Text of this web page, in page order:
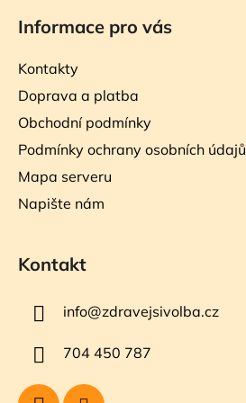
Informace pro vás
Kontakty
Doprava a platba
Obchodní podmínky
Podmínky ochrany osobních údajů
Mapa serveru
Napište nám
Kontakt
info@zdravejsivolba.cz
704 450 787